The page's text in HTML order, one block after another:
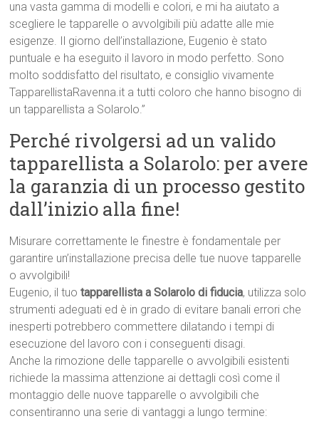
una vasta gamma di modelli e colori, e mi ha aiutato a
scegliere le tapparelle o avvolgibili più adatte alle mie
esigenze. Il giorno dell’installazione, Eugenio è stato
puntuale e ha eseguito il lavoro in modo perfetto. Sono
molto soddisfatto del risultato, e consiglio vivamente
TapparellistaRavenna.it a tutti coloro che hanno bisogno di
un tapparellista a Solarolo.”
Perché rivolgersi ad un valido
tapparellista a Solarolo: per avere
la garanzia di un processo gestito
dall’inizio alla fine!
Misurare correttamente le finestre è fondamentale per
garantire un’installazione precisa delle tue nuove tapparelle
o avvolgibili!
Eugenio, il tuotapparellista a Solarolo di fiducia, utilizza solo
strumenti adeguati ed è in grado di evitare banali errori che
inesperti potrebbero commettere dilatando i tempi di
esecuzione del lavoro con i conseguenti disagi.
Anche la rimozione delle tapparelle o avvolgibili esistenti
richiede la massima attenzione ai dettagli così come il
montaggio delle nuove tapparelle o avvolgibili che
consentiranno una serie di vantaggi a lungo termine: